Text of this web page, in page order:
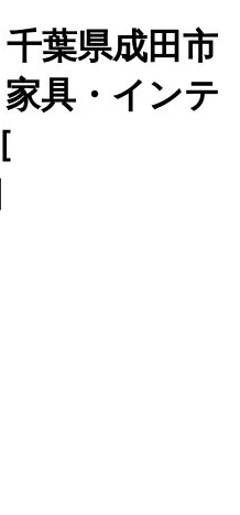
葉県成田市
具・インテ